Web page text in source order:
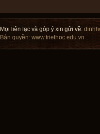
Mọi liên lạc và góp ý xin gửi về:
Bản quyền: www.triethoc.edu.vn